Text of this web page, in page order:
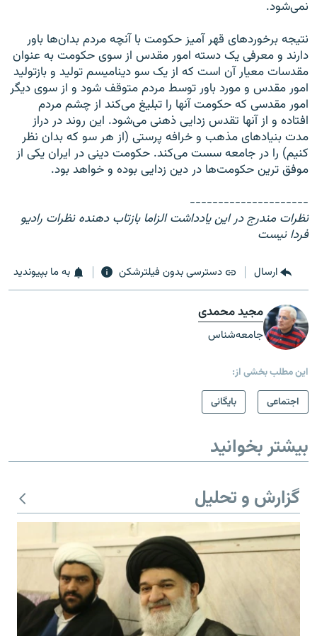
نمی‌شود.
نتیجه برخوردهای قهر آمیز حکومت با آنچه مردم بدان‌ها باور
دارند و معرفی یک دسته امور مقدس از سوی حکومت به عنوان
مقدسات معیار آن است که از یک سو دینامیسم تولید و بازتولید
امور مقدس و مورد باور توسط مردم متوقف شود و از سوی دیگر
امور مقدسی که حکومت آنها را تبلیغ می‌کند از چشم مردم
افتاده و از آنها تقدس زدایی ذهنی می‌شود. این روند در دراز
مدت بنیادهای مذهب و خرافه پرستی (از هر سو که بدان نظر
کنیم) را در جامعه سست می‌کند. حکومت دینی در ایران یکی از
موفق ترین حکومت‌ها در دین زدایی بوده و خواهد بود.
---------------------
نظرات مندرج در این یادداشت الزاما بازتاب دهنده نظرات رادیو
فردا نیست
ارسال دسترسی بدون فیلترشکن به ما بپیوندید
مجید محمدی
جامعه‌شناس
این مطلب بخشی از:
اجتماعی
بایگانی
بیشتر بخوانید
گزارش و تحلیل